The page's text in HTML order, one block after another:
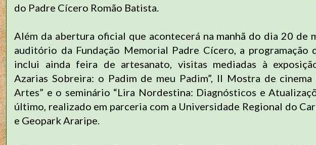
do Padre Cícero Romão Batista.
Além da abertura oficial que acontecerá na manhã do dia 20 de
auditório da Fundação Memorial Padre Cícero, a programação
inclui ainda feira de artesanato, visitas mediadas à
Azarias Sobreira: o Padim de meu Padim”, II Mostra de cinema
Artes” e o seminário “Lira Nordestina: Diagnósticos e
último, realizado em parceria com a Universidade Regional do
e Geopark Araripe.